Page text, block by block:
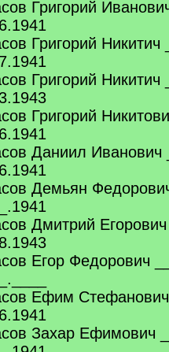
Григорий
Григорий Никитич
Григорий Никитич
Григорий
Даниил Иванович
Демьян
Дмитрий
Егор Федорович
Ефим
Захар Ефимович